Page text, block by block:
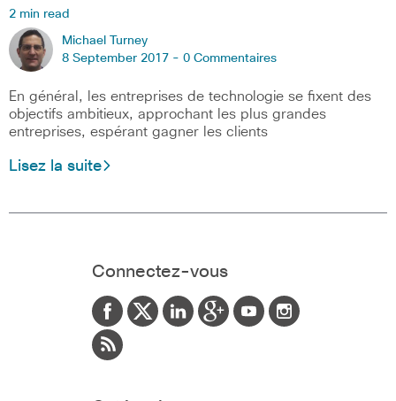
2 min read
Michael Turney
8 September 2017 - 0 Commentaires
En général, les entreprises de technologie se fixent des
objectifs ambitieux, approchant les plus grandes
entreprises, espérant gagner les clients
Lisez la suite
Connectez-vous